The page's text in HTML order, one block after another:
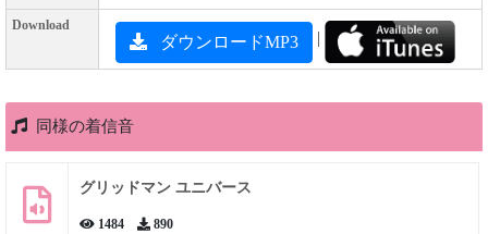
Download
ダウンロードMP3 |
同様の着信音
グリッドマン ユニバース
1484 890